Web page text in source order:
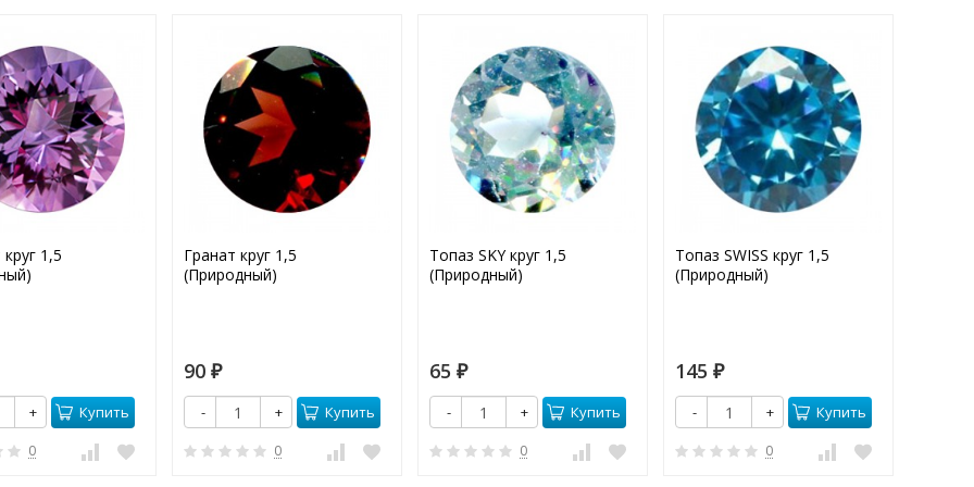
1,5
+ Купить
0
Гранат круг 1,5
(Природный)
90 ₽
- + Купить
0
Топаз SKY круг 1,5
(Природный)
65 ₽
- + Купить
0
Топаз SWISS круг 1,5
(Природный)
145 ₽
- + Купить
0